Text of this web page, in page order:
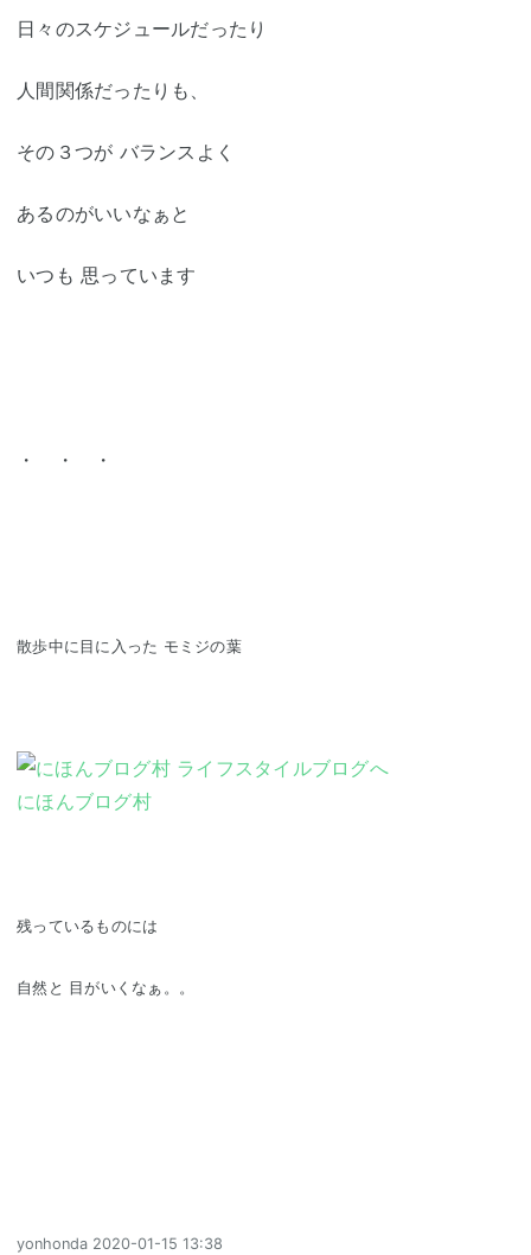
日々のスケジュールだったり
人間関係だったりも、
その３つが バランスよく
あるのがいいなぁと
いつも 思っています
・ ・ ・
散歩中に目に入った モミジの葉
にほんブログ村
残っているものには
自然と 目がいくなぁ。。
yonhonda 2020-01-15 13:38